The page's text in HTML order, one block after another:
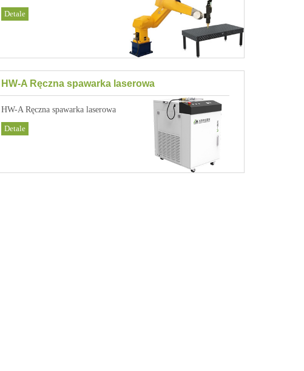
Detale
HW-A Ręczna spawarka laserowa
HW-A Ręczna spawarka laserowa
Detale